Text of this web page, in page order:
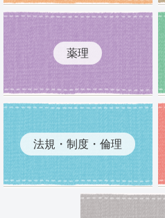
薬理
法規・制度・倫理